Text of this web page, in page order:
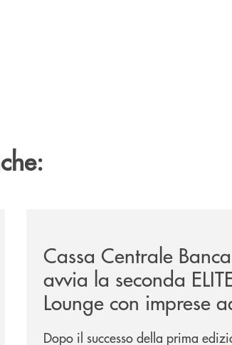
Cassa Centrale Banca
avvia la seconda
Lounge con imprese
potenziale
Dopo il successo della prima